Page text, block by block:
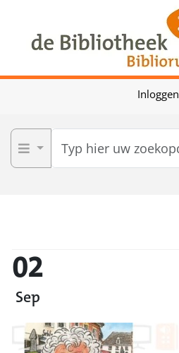
Skip to main content
Inloggen
02
Sep